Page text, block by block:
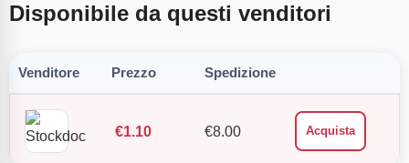
Disponibile da questi venditori
Venditore Prezzo Spedizione
€1.10 €8.00 Acquista